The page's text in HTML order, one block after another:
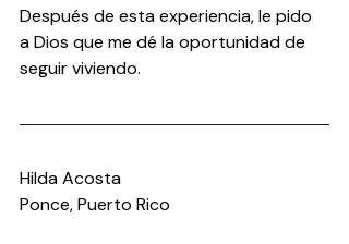
Después de esta experiencia, le pido
a Dios que me dé la oportunidad de
seguir viviendo.
Hilda Acosta
Ponce, Puerto Rico